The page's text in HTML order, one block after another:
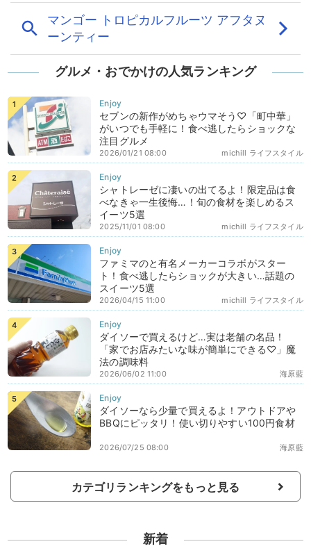
グルメ・おでかけの人気ランキング
セブンの新作がめちゃウマそう♡「町中華」
がいつでも手軽に！食べ逃したらショックな
注目グルメ
michill ライフスタイル
2026/01/21 08:00
シャトレーゼに凄いの出てるよ！限定品は食
べなきゃ一生後悔…！旬の食材を楽しめるス
イーツ5選
michill ライフスタイル
2025/11/01 08:00
ファミマのと有名メーカーコラボがスター
ト！食べ逃したらショックが大きい…話題の
スイーツ5選
michill ライフスタイル
2026/04/15 11:00
ダイソーで買えるけど…実は老舗の名品！
「家でお店みたいな味が簡単にできる♡」魔
法の調味料
海原藍
2026/06/02 11:00
ダイソーなら少量で買えるよ！アウトドアや
BBQにピッタリ！使い切りやすい100円食材
海原藍
2026/07/25 08:00
カテゴリランキングをもっと見る
新着